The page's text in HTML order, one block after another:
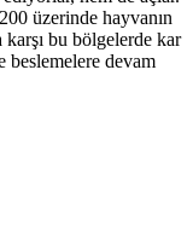
üzerinde hayvanın
bu bölgelerde kar
beslemelere devam